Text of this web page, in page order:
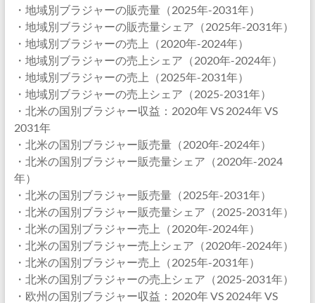
・地域別ブラジャーの販売量（2025年-2031年）
・地域別ブラジャーの販売量シェア（2025年-2031年）
・地域別ブラジャーの売上（2020年-2024年）
・地域別ブラジャーの売上シェア（2020年-2024年）
・地域別ブラジャーの売上（2025年-2031年）
・地域別ブラジャーの売上シェア（2025-2031年）
・北米の国別ブラジャー収益：2020年 VS 2024年 VS
2031年
・北米の国別ブラジャー販売量（2020年-2024年）
・北米の国別ブラジャー販売量シェア（2020年-2024
年）
・北米の国別ブラジャー販売量（2025年-2031年）
・北米の国別ブラジャー販売量シェア（2025-2031年）
・北米の国別ブラジャー売上（2020年-2024年）
・北米の国別ブラジャー売上シェア（2020年-2024年）
・北米の国別ブラジャー売上（2025年-2031年）
・北米の国別ブラジャーの売上シェア（2025-2031年）
・欧州の国別ブラジャー収益：2020年 VS 2024年 VS